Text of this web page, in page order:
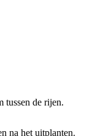
tussen de rijen.
na het uitplanten.